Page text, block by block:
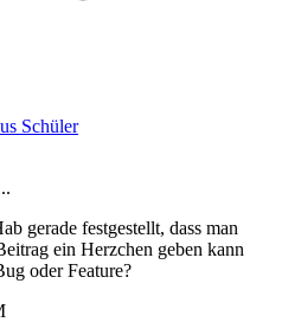
gerade festgestellt, dass man
ein Herzchen geben kann
oder Feature?